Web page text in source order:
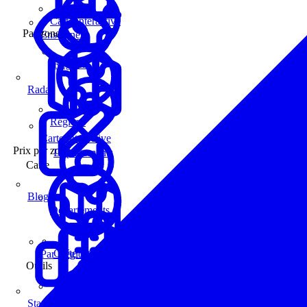
Enseignes
Carte interactive
Prix par zone
Par Région
Régions
Départements
Carte
Carte interactive
Outils
Carte interactive
Par zone
Régions
Départements
Radar
Blog
Statistiques